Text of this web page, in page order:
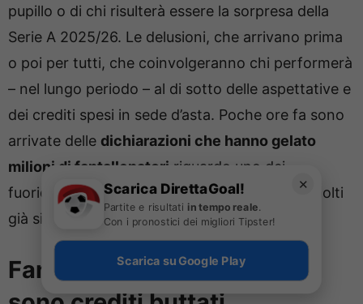
pupillo o di chi risulterà essere la sorpresa della
Serie A 2025/26. Le delusioni, che arrivano prima
o poi per tutti, che coinvolgeranno chi performerà
– nel lungo periodo – al di sotto delle aspettative e
dei crediti spesi in sede d’asta. Poche ore fa sono
arrivate delle dichiarazioni che hanno gelato
milioni di fantallenatori riguardo uno dei
fuoriclasse più attesi della nostra Serie A. In molti
già si mangiano le mani.
Fantacalcio, che flop: così
✕
Scarica DirettaGoal!
Partite e risultati in tempo reale.
Con i pronostici dei migliori Tipster!
Scarica su Google Play